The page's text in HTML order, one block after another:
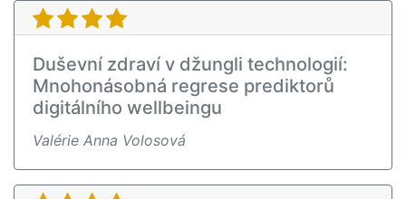
Duševní zdraví v džungli technologií:
Mnohonásobná regrese prediktorů
digitálního wellbeingu
Valérie Anna Volosová